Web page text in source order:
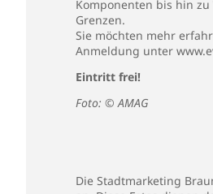
Komponenten bis hin
Grenzen.
Sie möchten mehr
Anmeldung unter
Eintritt frei!
Foto: © AMAG
Die Stadtmarketing